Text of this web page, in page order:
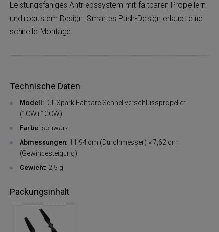
Leistungsfähiges Antriebssystem mit faltbaren Propellern
und robustem Design. Smartes Push-Design erlaubt eine
schnelle Montage.
Technische Daten
Modell: DJI Spark Faltbare Schnellverschlusspropeller
(1CW+1CCW)
Farbe: schwarz
Abmessungen: 11,94 cm (Durchmesser) × 7,62 cm
(Gewindesteigung)
Gewicht: 2,5 g
Packungsinhalt